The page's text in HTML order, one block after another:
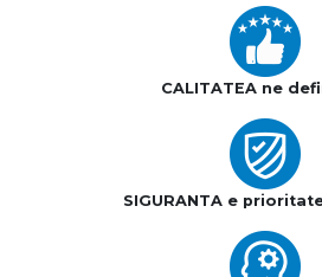
CALITATEA ne
SIGURANTA e